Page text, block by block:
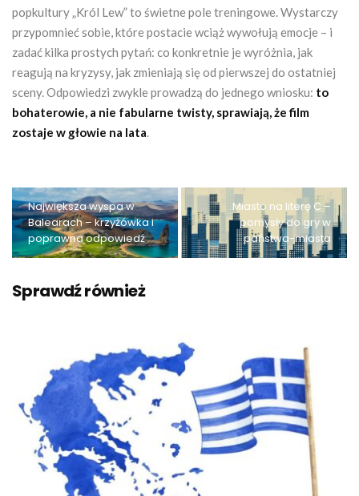
popkultury „Król Lew” to świetne pole treningowe. Wystarczy
przypomnieć sobie, które postacie wciąż wywołują emocje – i
zadać kilka prostych pytań: co konkretnie je wyróżnia, jak
reagują na kryzysy, jak zmieniają się od pierwszej do ostatniej
sceny. Odpowiedzi zwykle prowadzą do jednego wniosku: to
bohaterowie, a nie fabularne twisty, sprawiają, że film
zostaje w głowie na lata
Największa wyspa w
Balearach – krzyżówka i
poprawna odpowiedź
Miasto na literę C –
pomysły do gry w
państwa-miasta
Sprawdź również